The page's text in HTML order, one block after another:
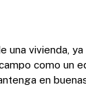
una vivienda,
como un
en